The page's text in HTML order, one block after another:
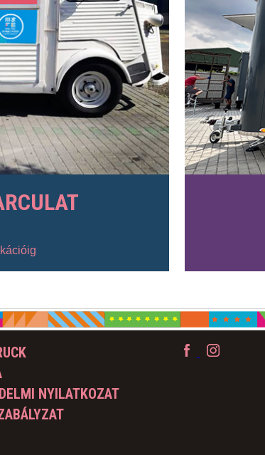
NYILATKOZAT